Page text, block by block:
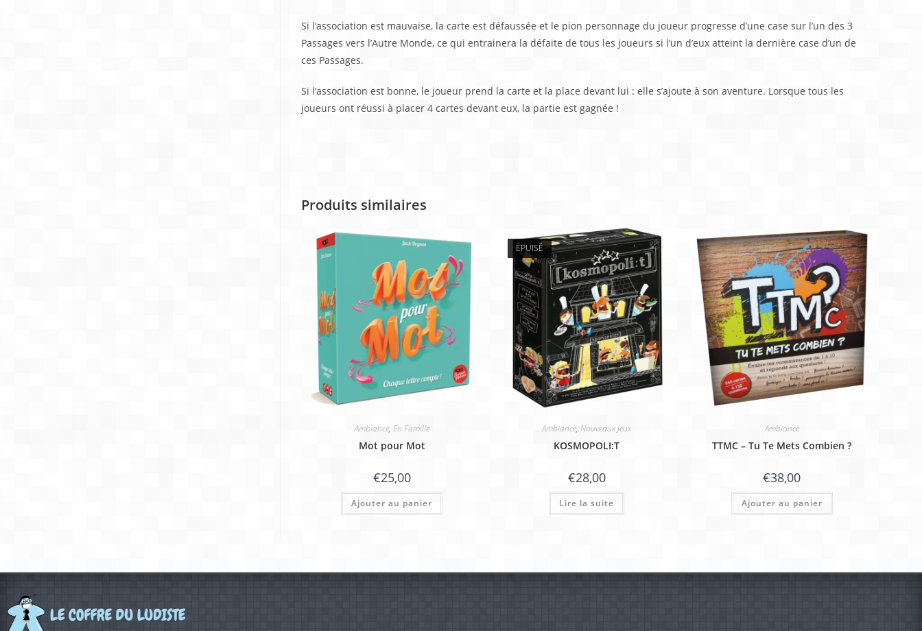
Si l’association est mauvaise, la carte est défaussée et le pion personnage du joueur progresse d’une case sur l’un des 3
Passages vers l’Autre Monde, ce qui entrainera la défaite de tous les joueurs si l’un d’eux atteint la dernière case d’un de
ces Passages.
Si l’association est bonne, le joueur prend la carte et la place devant lui : elle s’ajoute à son aventure. Lorsque tous les
joueurs ont réussi à placer 4 cartes devant eux, la partie est gagnée !
Produits similaires
Ambiance, En Famille
Mot pour Mot
€25,00
Ajouter au panier
ÉPUISÉ
Ambiance,Nouveaux Jeux
KOSMOPOLI:T
€28,00
Lire la suite
Ambiance
TTMC – Tu Te Mets Combien ?
€38,00
Ajouter au panier